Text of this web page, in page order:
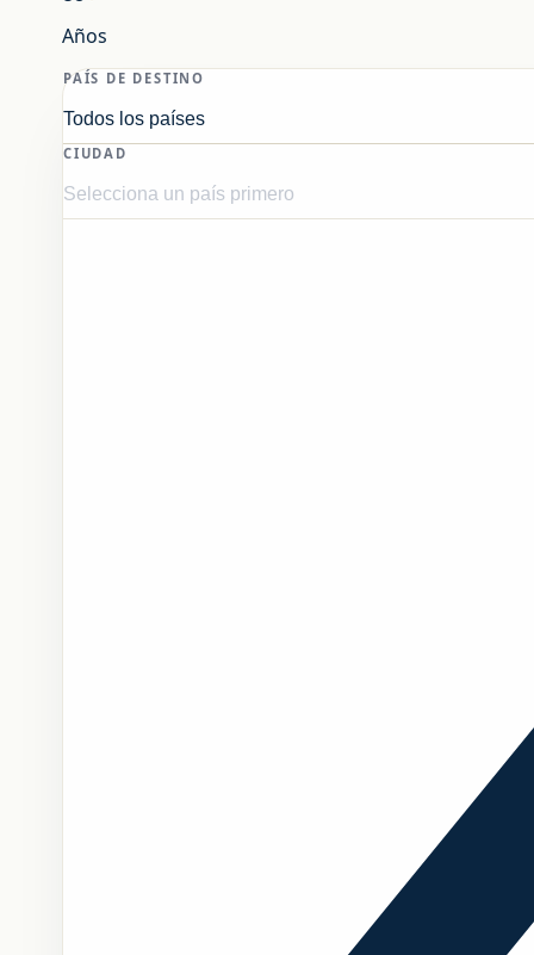
Años
PAÍS DE DESTINO
CIUDAD